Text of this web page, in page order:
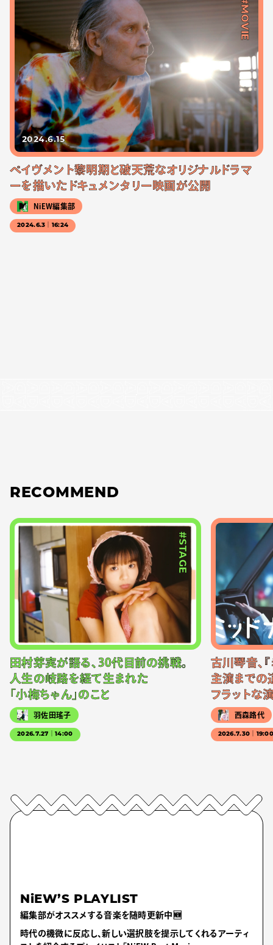
#MOVIE
2024.6.15
ペイヴメント黎明期と破天荒なオリジナルドラマ
ーを描いたドキュメンタリー映画が公開
NiEW編集部
2024.6.3｜16:24
RECOMMEND
#STAGE
田村芽実が語る、30代目前の挑戦。
人生の岐路を経て生まれた
「小梅ちゃん」のこと
羽佐田瑤子
2026.7.27｜14:00
古川琴音、
主演までの
フラットな
西森路代
2026.7.30｜
NiEW’S PLAYLIST
編集部がオススメする音楽を随時更新中🆕
時代の機微に反応し、新しい選択肢を提示してくれるアーティ